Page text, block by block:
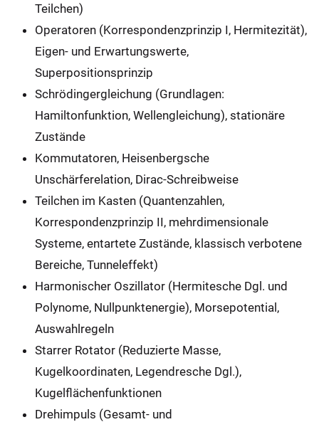
Teilchen)
Operatoren (Korrespondenzprinzip I, Hermitezität),
Eigen- und Erwartungswerte,
Superpositionsprinzip
Schrödingergleichung (Grundlagen:
Hamiltonfunktion, Wellengleichung), stationäre
Zustände
Kommutatoren, Heisenbergsche
Unschärferelation, Dirac-Schreibweise
Teilchen im Kasten (Quantenzahlen,
Korrespondenzprinzip II, mehrdimensionale
Systeme, entartete Zustände, klassisch verbotene
Bereiche, Tunneleffekt)
Harmonischer Oszillator (Hermitesche Dgl. und
Polynome, Nullpunktenergie), Morsepotential,
Auswahlregeln
Starrer Rotator (Reduzierte Masse,
Kugelkoordinaten, Legendresche Dgl.),
Kugelflächenfunktionen
Drehimpuls (Gesamt- und